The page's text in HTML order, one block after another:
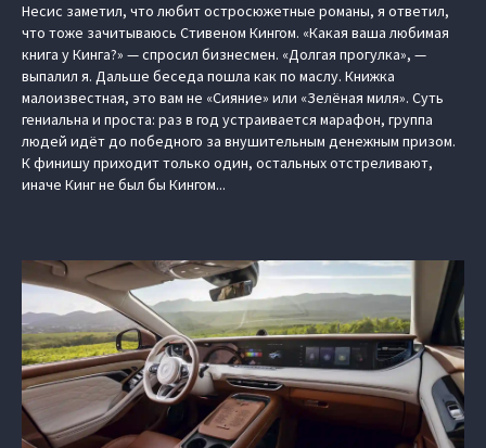
Несис заметил, что любит остросюжетные романы, я ответил,
что тоже зачитываюсь Стивеном Кингом. «Какая ваша любимая
книга у Кинга?» — спросил бизнесмен. «Долгая прогулка», —
выпалил я. Дальше беседа пошла как по маслу. Книжка
малоизвестная, это вам не «Сияние» или «Зелёная миля». Суть
гениальна и проста: раз в год устраивается марафон, группа
людей идёт до победного за внушительным денежным призом.
К финишу приходит только один, остальных отстреливают,
иначе Кинг не был бы Кингом...